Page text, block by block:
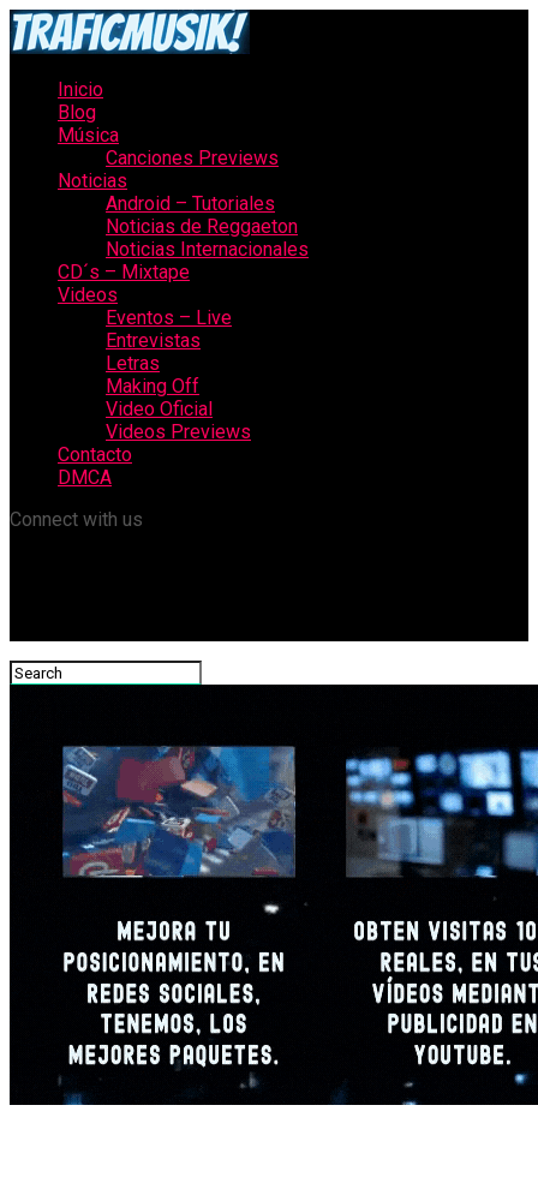
Inicio
Blog
Música
Canciones Previews
Noticias
Android – Tutoriales
Noticias de Reggaeton
Noticias Internacionales
CD´s – Mixtape
Videos
Eventos – Live
Entrevistas
Letras
Making Off
Video Oficial
Videos Previews
Contacto
DMCA
Connect with us